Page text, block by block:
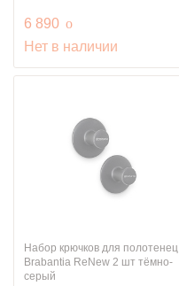
6 890 руб.
o
Нет в наличии
Набор крючков для полотенец
Brabantia ReNew 2 шт тёмно-
серый